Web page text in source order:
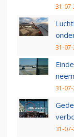
31-
31-
31-
31-